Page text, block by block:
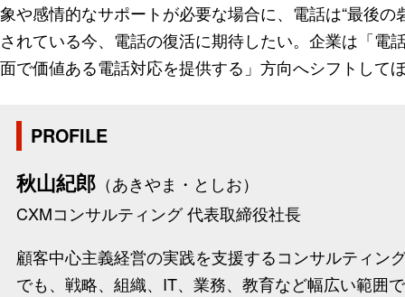
象や感情的なサポートが必要な場合に、電話は“最後
されている今、電話の復活に期待したい。企業は「電
面で価値ある電話対応を提供する」方向へシフトして
PROFILE
秋山紀郎 （あきやま・としお）
CXMコンサルティング 代表取締役社長
顧客中心主義経営の実践を支援するコンサルティン
でも、戦略、組織、IT、業務、教育など幅広い範囲